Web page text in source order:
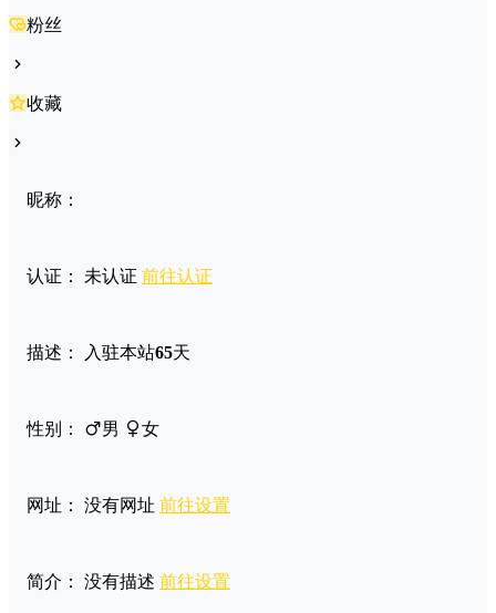
粉丝
收藏
昵称：
认证： 未认证 前往认证
描述： 入驻本站65天
性别： 男 女
网址： 没有网址 前往设置
简介： 没有描述 前往设置